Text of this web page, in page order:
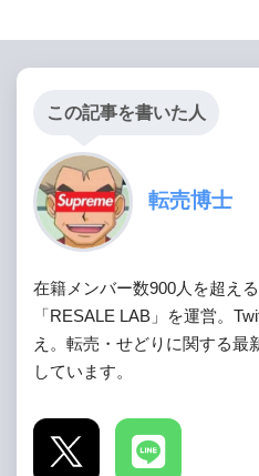
この記事を書いた人
転売博士
在籍メンバー数900人を超え
「RESALE LAB」を運営。
え。転売・せどりに関する最
しています。